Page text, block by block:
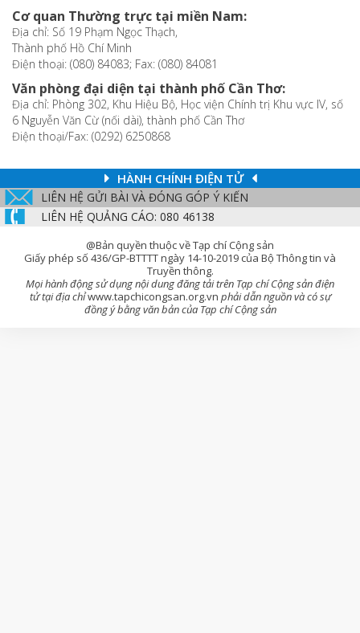
Cơ quan Thường trực tại miền Nam:
Địa chỉ: Số 19 Phạm Ngọc Thạch,
Thành phố Hồ Chí Minh
Điện thoại: (080) 84083; Fax: (080) 84081
Văn phòng đại diện tại thành phố Cần Thơ:
Địa chỉ: Phòng 302, Khu Hiệu Bộ, Học viện Chính trị Khu vực IV, số
6 Nguyễn Văn Cừ (nối dài), thành phố Cần Thơ
Điện thoại/Fax: (0292) 6250868
HÀNH CHÍNH ĐIỆN TỬ
LIÊN HỆ GỬI BÀI VÀ ĐÓNG GÓP Ý KIẾN
LIÊN HỆ QUẢNG CÁO: 080 46138
@Bản quyền thuộc về Tạp chí Cộng sản
Giấy phép số 436/GP-BTTTT ngày 14-10-2019 của Bộ Thông tin và
Truyền thông.
Mọi hành động sử dụng nội dung đăng tải trên Tạp chí Cộng sản điện
tử tại địa chỉwww.tapchicongsan.org.vn phải dẫn nguồn và có sự
đồng ý bằng văn bản của Tạp chí Cộng sản